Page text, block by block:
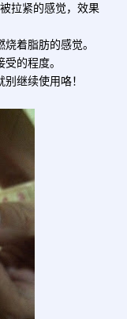
拉紧的感觉，效果
着脂肪的感觉。
的程度。
继续使用咯！